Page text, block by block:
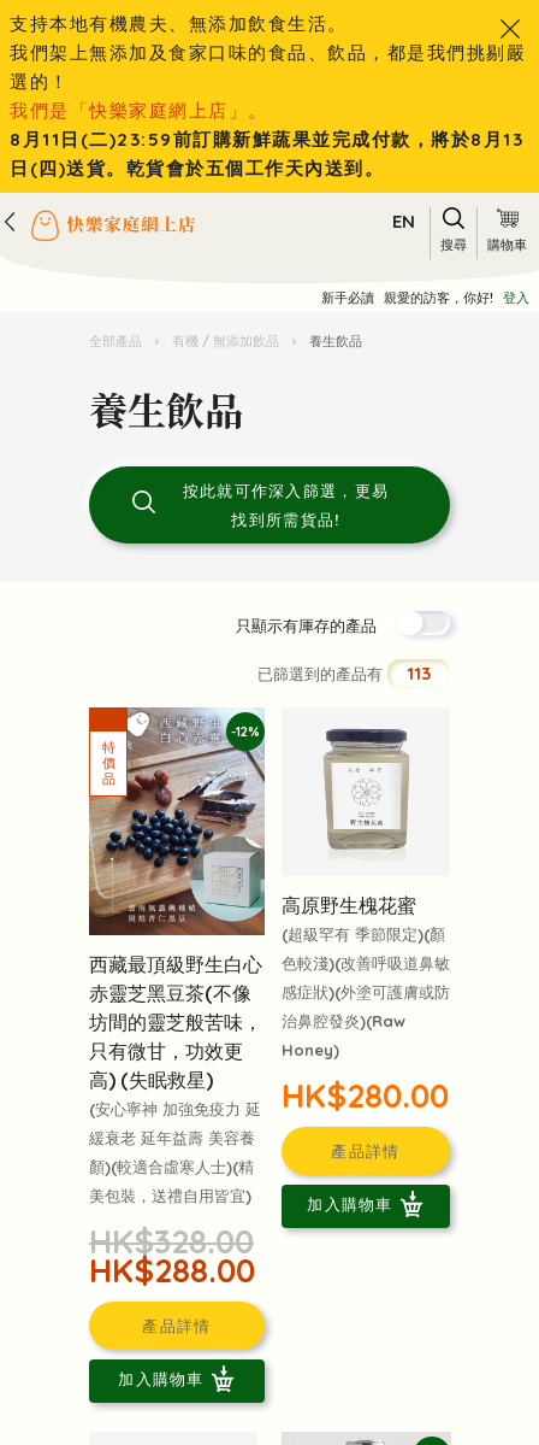
支持本地有機農夫、無添加飲食生活。
我們架上無添加及食家口味的食品、飲品，都是我們挑剔嚴
選的！
我們是「快樂家庭網上店」。
8月11日(二)23:59前訂購新鮮蔬果並完成付款，將於8月13
日(四)送貨。乾貨會於五個工作天內送到。
EN
搜尋 購物車
新手必讀 親愛的訪客，你好! 登入
全部產品 › 有機 / 無添加飲品 › 養生飲品
養生飲品
按此就可作深入篩選，更易
找到所需貨品!
只顯示有厙存的產品
已篩選到的產品有 113
-12%
西藏最頂級野生白心
赤靈芝黑豆茶(不像
坊間的靈芝般苦味，
只有微甘，功效更
高) (失眠救星)
(安心寧神 加強免疫力 延
緩衰老 延年益壽 美容養
顏)(較適合虛寒人士)(精
美包裝，送禮自用皆宜)
HK$328.00
HK$288.00
產品詳情
加入購物車
高原野生槐花蜜
(超級罕有 季節限定)(顏
色較淺)(改善呼吸道鼻敏
感症狀)(外塗可護膚或防
治鼻腔發炎)(Raw
Honey)
HK$280.00
產品詳情
加入購物車